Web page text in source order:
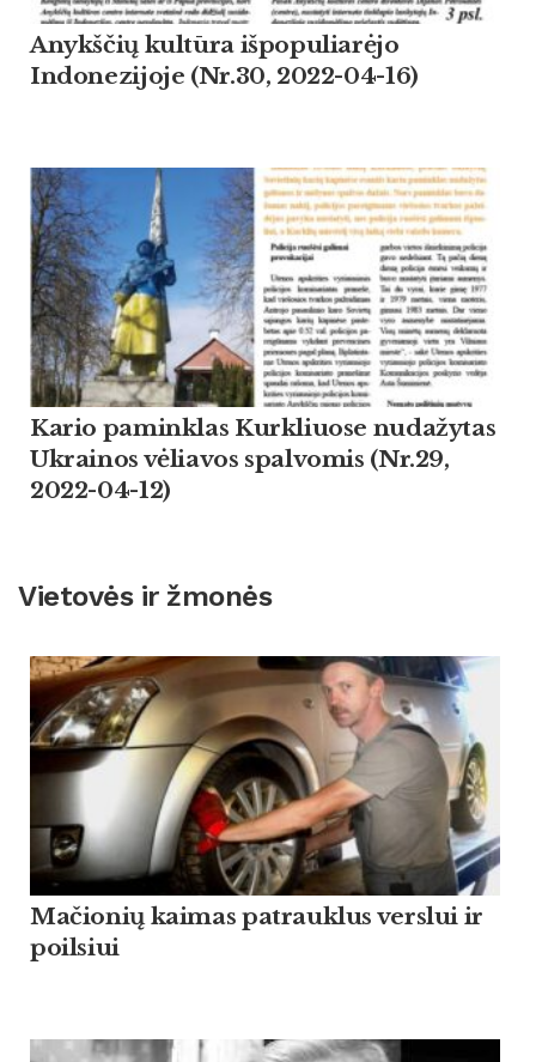
Anykščių kultūra išpopuliarėjo
Indonezijoje (Nr.30, 2022-04-16)
Kario paminklas Kurkliuose nudažytas
Ukrainos vėliavos spalvomis (Nr.29,
2022-04-12)
Vietovės ir žmonės
Mačionių kaimas patrauklus verslui ir
poilsiui